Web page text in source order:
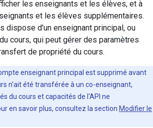
les enseignants et les élèves, et à
et les élèves supplémentaires.
dispose d'un enseignant principal, ou
cours, qui peut gérer des paramètres
de propriété du cours.
enseignant principal est supprimé avant
n'ait été transférée à un co-enseignant,
du cours et capacités de l'API ne
en savoir plus, consultez la section Modifier le